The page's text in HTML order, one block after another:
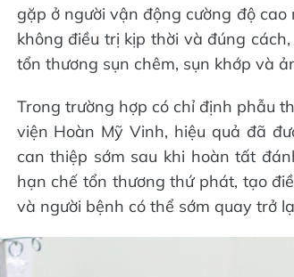
gặp ở người vận động cường độ
không điều trị kịp thời và đúng
tổn thương sụn chêm, sụn khớp và
Trong trường hợp có chỉ định phẫu
viện Hoàn Mỹ Vinh, hiệu quả đã
can thiệp sớm sau khi hoàn tất
hạn chế tổn thương thứ phát, tạo
và người bệnh có thể sớm quay trở